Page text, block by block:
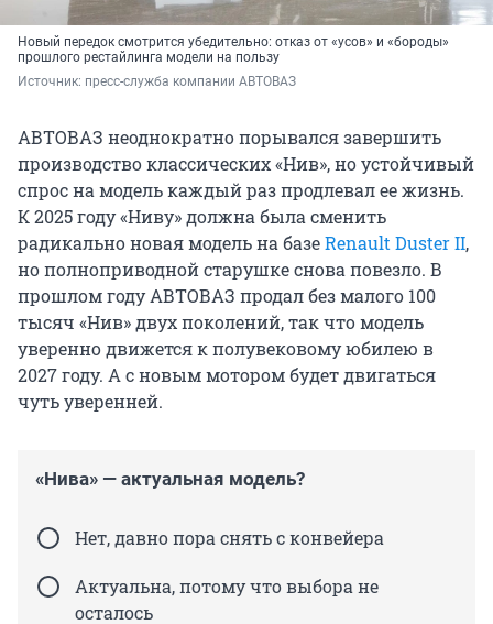
Новый передок смотрится убедительно: отказ от «усов» и «бороды»
прошлого рестайлинга модели на пользу
Источник: пресс-служба компании АВТОВАЗ
АВТОВАЗ неоднократно порывался завершить
производство классических «Нив», но устойчивый
спрос на модель каждый раз продлевал ее жизнь.
К 2025 году «Ниву» должна была сменить
радикально новая модель на базеRenault Duster II,
но полноприводной старушке снова повезло. В
прошлом году АВТОВАЗ продал без малого 100
тысяч «Нив» двух поколений, так что модель
уверенно движется к полувековому юбилею в
2027 году. А с новым мотором будет двигаться
чуть уверенней.
«Нива» — актуальная модель?
Нет, давно пора снять с конвейера
Актуальна, потому что выбора не
осталось